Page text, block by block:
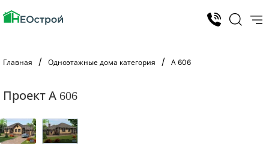
Главная Одноэтажные дома категория А 606
Проект А 606